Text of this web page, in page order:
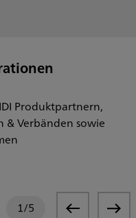
Produktpartnern,
& Verbänden sowie
1/5